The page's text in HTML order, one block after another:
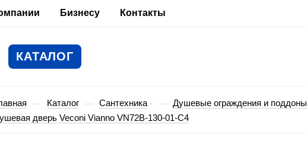
Бизнесу Контакты
КАТАЛОГ
— Каталог — Сантехника — Душевые ограждения и поддоны
дверь Veconi Vianno VN72B-130-01-C4